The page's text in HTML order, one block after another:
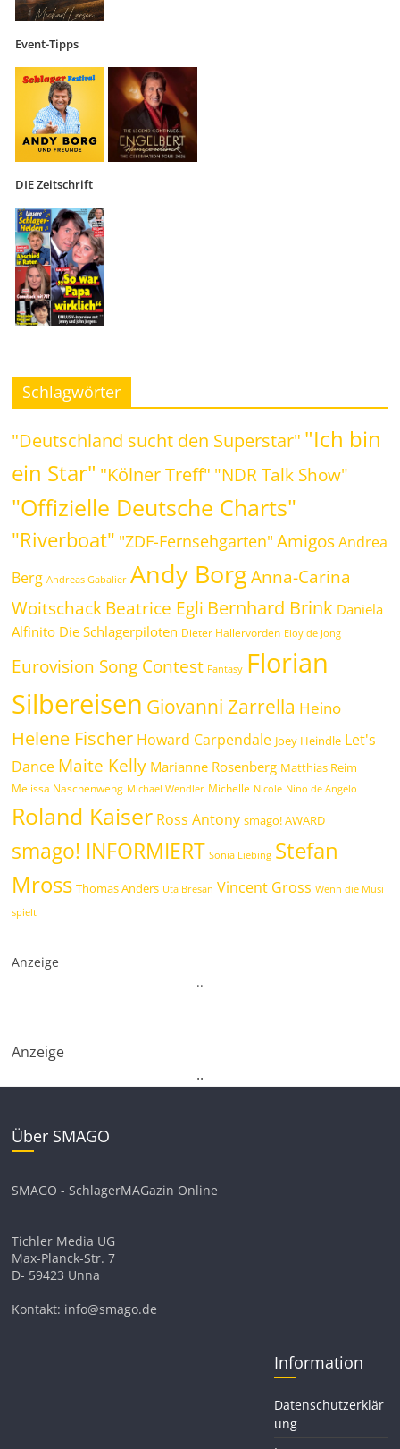
Event-Tipps
DIE Zeitschrift
Schlagwörter
"Deutschland sucht den Superstar" "Ich bin
ein Star" "Kölner Treff" "NDR Talk Show"
"Offizielle Deutsche Charts"
"Riverboat" "ZDF-Fernsehgarten" Amigos Andrea
Berg Andreas Gabalier Andy Borg Anna-Carina
WoitschackBeatrice Egli Bernhard Brink Daniela
Alfinito Die Schlagerpiloten Dieter Hallervorden Eloy de Jong
Eurovision Song Contest Fantasy Florian
Silbereisen Giovanni Zarrella Heino
Helene Fischer Howard Carpendale Joey Heindle Let's
Dance Maite Kelly Marianne Rosenberg Matthias Reim
Melissa Naschenweng Michael Wendler Michelle Nicole Nino de Angelo
Roland Kaiser Ross Antony smago! AWARD
smago! INFORMIERT Sonia Liebing Stefan
Mross Thomas Anders Uta Bresan Vincent Gross Wenn die Musi
spielt
Anzeige
..
Anzeige
..
Über SMAGO
SMAGO - SchlagerMAGazin Online
Tichler Media UG
Max-Planck-Str. 7
D- 59423 Unna
Kontakt: info@smago.de
Information
Datenschutzerklär
ung